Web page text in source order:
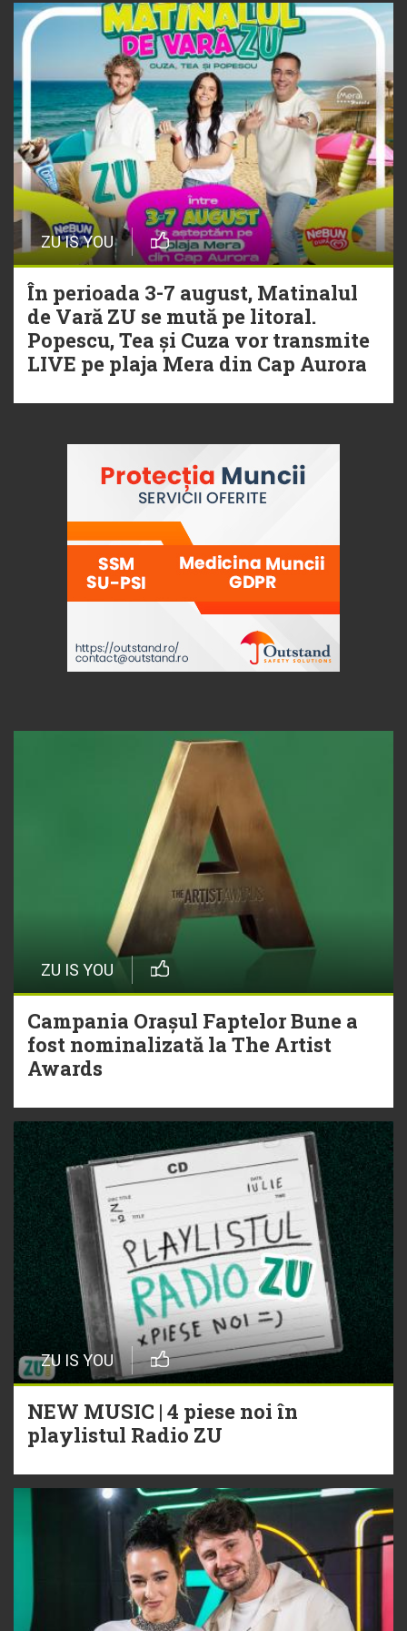
ZU IS YOU
În perioada 3-7 august, Matinalul
de Vară ZU se mută pe litoral.
Popescu, Tea și Cuza vor transmite
LIVE pe plaja Mera din Cap Aurora
ZU IS YOU
Campania Orașul Faptelor Bune a
fost nominalizată la The Artist
Awards
ZU IS YOU
NEW MUSIC | 4 piese noi în
playlistul Radio ZU